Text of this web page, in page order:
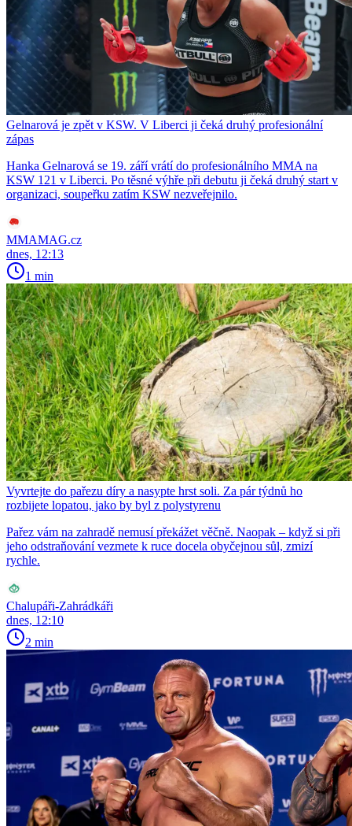
Gelnarová je zpět v KSW. V Liberci ji čeká druhý profesionální
zápas
Hanka Gelnarová se 19. září vrátí do profesionálního MMA na
KSW 121 v Liberci. Po těsné výhře při debutu ji čeká druhý start v
organizaci, soupeřku zatím KSW nezveřejnilo.
MMAMAG.cz
dnes, 12:13
1 min
Vyvrtejte do pařezu díry a nasypte hrst soli. Za pár týdnů ho
rozbijete lopatou, jako by byl z polystyrenu
Pařez vám na zahradě nemusí překážet věčně. Naopak – když si při
jeho odstraňování vezmete k ruce docela obyčejnou sůl, zmizí
rychle.
Chalupáři-Zahrádkáři
dnes, 12:10
2 min